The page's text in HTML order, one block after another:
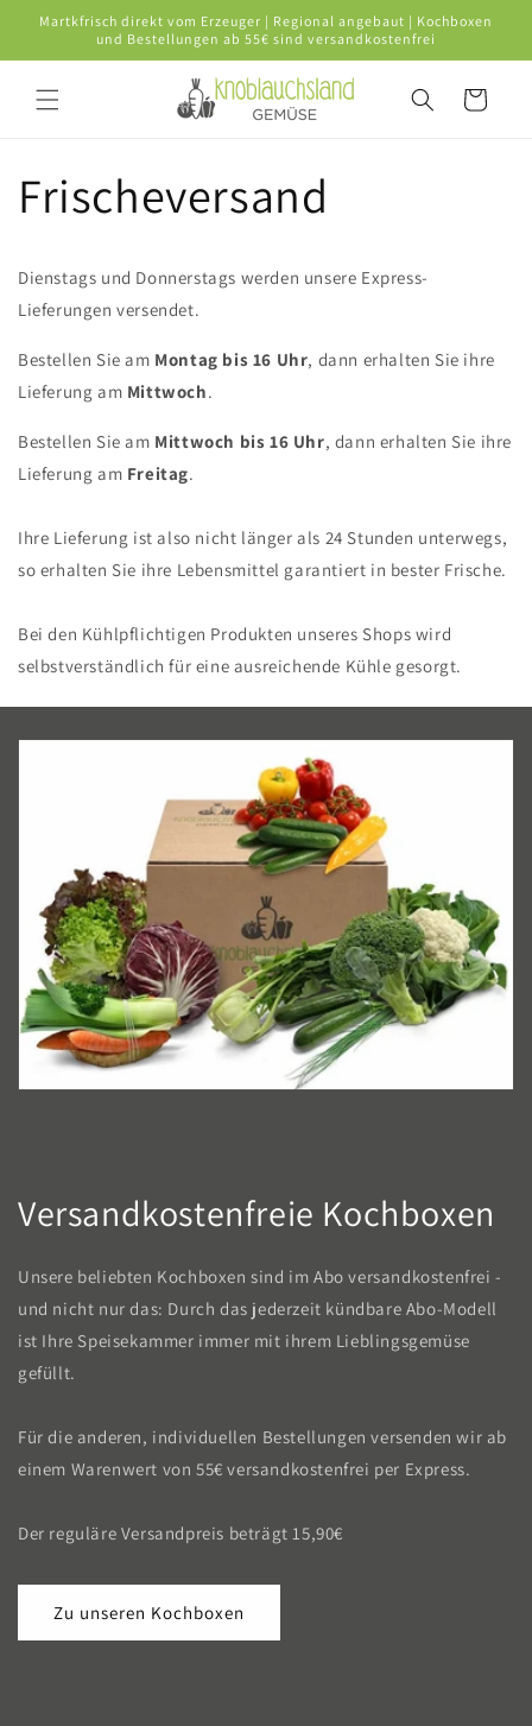
zum
Martkfrisch direkt vom Erzeuger | Regional angebaut | Kochboxen
und Bestellungen ab 55€ sind versandkostenfrei
Warenkorb
Frischeversand
Dienstags und Donnerstags werden unsere Express-
Lieferungen versendet.
Bestellen Sie am Montag bis 16 Uhr, dann erhalten Sie ihre
Lieferung am Mittwoch.
Bestellen Sie am Mittwoch bis 16 Uhr, dann erhalten Sie ihre
Lieferung am Freitag.
Ihre Lieferung ist also nicht länger als 24 Stunden unterwegs,
so erhalten Sie ihre Lebensmittel garantiert in bester Frische.
Bei den Kühlpflichtigen Produkten unseres Shops wird
selbstverständlich für eine ausreichende Kühle gesorgt.
Versandkostenfreie Kochboxen
Unsere beliebten Kochboxen sind im Abo versandkostenfrei -
und nicht nur das: Durch das jederzeit kündbare Abo-Modell
ist Ihre Speisekammer immer mit ihrem Lieblingsgemüse
gefüllt.
Für die anderen, individuellen Bestellungen versenden wir ab
einem Warenwert von 55€ versandkostenfrei per Express.
Der reguläre Versandpreis beträgt 15,90€
Zu unseren Kochboxen